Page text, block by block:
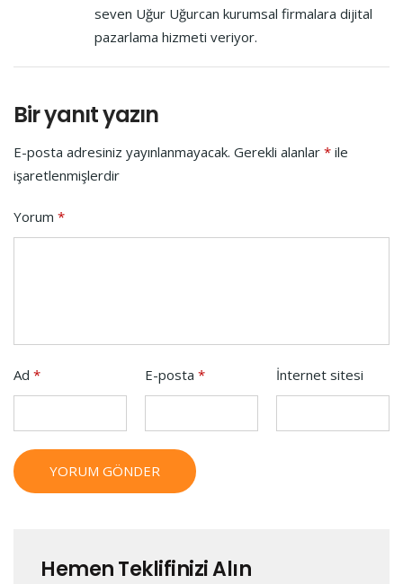
seven Uğur Uğurcan kurumsal firmalara dijital
pazarlama hizmeti veriyor.
Bir yanıt yazın
E-posta adresiniz yayınlanmayacak. Gerekli alanlar * ile
işaretlenmişlerdir
Yorum *
Ad * E-posta * İnternet sitesi
YORUM GÖNDER
Hemen Teklifinizi Alın